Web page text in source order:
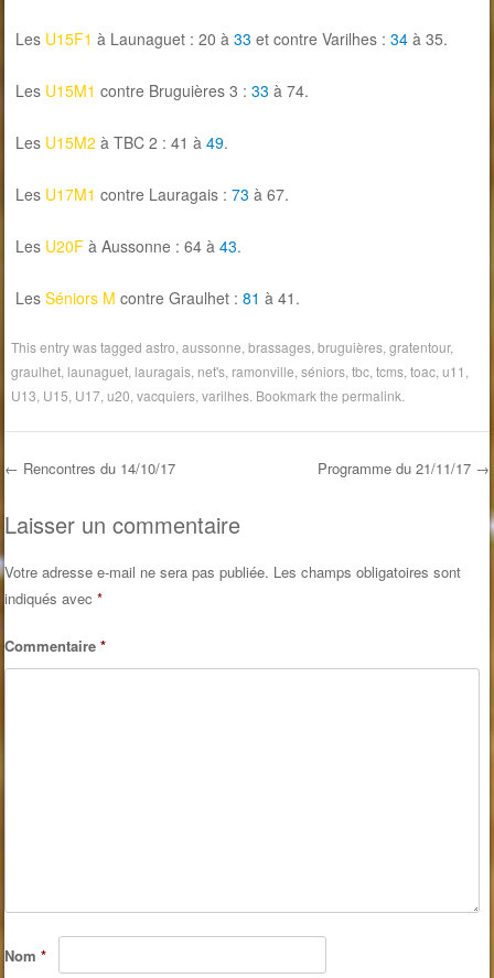
Les U15F1 à Launaguet : 20 à33 et contre Varilhes :34 à 35.
Les U15M1 contre Bruguières 3 :33 à 74.
Les U15M2 à TBC 2 : 41 à49.
Les U17M1 contre Lauragais :73 à 67.
Les U20F à Aussonne : 64 à43.
LesSéniors M contre Graulhet :81 à 41.
This entry was taggedastro ,aussonne ,brassages ,bruguières ,gratentour,
graulhet launaguet lauragais net's ramonville ,séniors ,tbc ,tcms ,toac ,u11
U13 U15 U17 ,u20 ,vacquiers ,varilhes . Bookmark thepermalink
Post navigation
← Rencontres du 14/10/17 Programme du 21/11/17 →
Laisser un commentaire
Votre adresse e-mail ne sera pas publiée. Les champs obligatoires sont
indiqués avec*
Commentaire*
Nom*